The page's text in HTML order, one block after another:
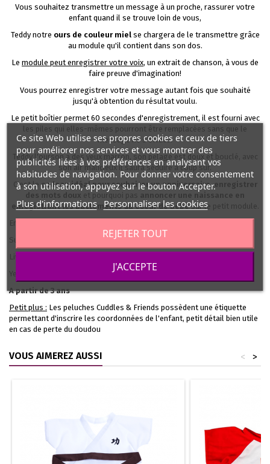
Vous souhaitez transmettre un message à un proche, rassurer votre
enfant quand il se trouve loin de vous,
Teddy notre ours de couleur mielse chargera de le transmettre grâce
au module qu'il contient dans son dos.
Le module peut enregistrer votre voix, un extrait de chanson, à vous de
faire preuve d'imagination!
Vous pourrez enregistrer votre message autant fois que souhaité
jusqu'à obtention du résultat voulu.
Le petit boîtier permet 60 secondes d'enregistrement, il est fourni avec
les piles qui elles-mêmes pourront être remplacées sans que le
message ne s'efface.
Teddy l'ourson a des yeux marron, son pelage est doux et bouclé, avec
son air malicieux il saura séduire à coup sûr.
C'est le cadeau idéal pour souhaiter un anniversaire,enregistrer
des mots doux et pourquoi pas annoncer une naissance en
enregistrant les battements du coeur de bébésur le petit module.
Environ 38 cm
Surface lavable à la main
Livré avec les piles
Yeux marron, en plastique
A partir de 3 ans
Petit plus : Les peluches Cuddles & Friends possèdent une étiquette
permettant d'inscrire les coordonnées de l'enfant, petit détail bien utile
en cas de perte du doudou
VOUS AIMEREZ AUSSI >
<
Ce site Web utilise ses propres cookies et ceux de tiers
pour améliorer nos services et vous montrer des
publicités liées à vos préférences en analysant vos
habitudes de navigation. Pour donner votre consentement
à son utilisation, appuyez sur le bouton Accepter.
Plus d'informations Personnaliser les cookies
REJETER TOUT
J'ACCEPTE